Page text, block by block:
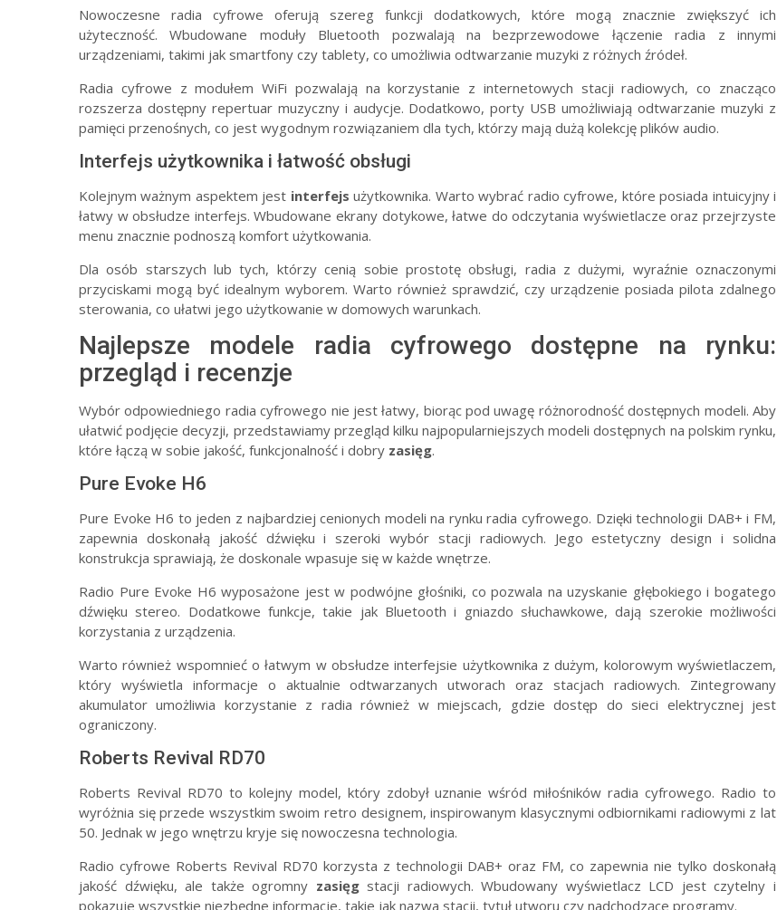
Nowoczesne radia cyfrowe oferują szereg funkcji dodatkowych, które mogą znacznie zwiększyć ich
użyteczność. Wbudowane moduły Bluetooth pozwalają na bezprzewodowe łączenie radia z innymi
urządzeniami, takimi jak smartfony czy tablety, co umożliwia odtwarzanie muzyki z różnych źródeł.
Radia cyfrowe z modułem WiFi pozwalają na korzystanie z internetowych stacji radiowych, co znacząco
rozszerza dostępny repertuar muzyczny i audycje. Dodatkowo, porty USB umożliwiają odtwarzanie muzyki z
pamięci przenośnych, co jest wygodnym rozwiązaniem dla tych, którzy mają dużą kolekcję plików audio.
Interfejs użytkownika i łatwość obsługi
Kolejnym ważnym aspektem jest interfejs użytkownika. Warto wybrać radio cyfrowe, które posiada intuicyjny i
łatwy w obsłudze interfejs. Wbudowane ekrany dotykowe, łatwe do odczytania wyświetlacze oraz przejrzyste
menu znacznie podnoszą komfort użytkowania.
Dla osób starszych lub tych, którzy cenią sobie prostotę obsługi, radia z dużymi, wyraźnie oznaczonymi
przyciskami mogą być idealnym wyborem. Warto również sprawdzić, czy urządzenie posiada pilota zdalnego
sterowania, co ułatwi jego użytkowanie w domowych warunkach.
Najlepsze modele radia cyfrowego dostępne na rynku:
przegląd i recenzje
Wybór odpowiedniego radia cyfrowego nie jest łatwy, biorąc pod uwagę różnorodność dostępnych modeli. Aby
ułatwić podjęcie decyzji, przedstawiamy przegląd kilku najpopularniejszych modeli dostępnych na polskim rynku,
które łączą w sobie jakość, funkcjonalność i dobry zasięg.
Pure Evoke H6
Pure Evoke H6 to jeden z najbardziej cenionych modeli na rynku radia cyfrowego. Dzięki technologii DAB+ i FM,
zapewnia doskonałą jakość dźwięku i szeroki wybór stacji radiowych. Jego estetyczny design i solidna
konstrukcja sprawiają, że doskonale wpasuje się w każde wnętrze.
Radio Pure Evoke H6 wyposażone jest w podwójne głośniki, co pozwala na uzyskanie głębokiego i bogatego
dźwięku stereo. Dodatkowe funkcje, takie jak Bluetooth i gniazdo słuchawkowe, dają szerokie możliwości
korzystania z urządzenia.
Warto również wspomnieć o łatwym w obsłudze interfejsie użytkownika z dużym, kolorowym wyświetlaczem,
który wyświetla informacje o aktualnie odtwarzanych utworach oraz stacjach radiowych. Zintegrowany
akumulator umożliwia korzystanie z radia również w miejscach, gdzie dostęp do sieci elektrycznej jest
ograniczony.
Roberts Revival RD70
Roberts Revival RD70 to kolejny model, który zdobył uznanie wśród miłośników radia cyfrowego. Radio to
wyróżnia się przede wszystkim swoim retro designem, inspirowanym klasycznymi odbiornikami radiowymi z lat
50. Jednak w jego wnętrzu kryje się nowoczesna technologia.
Radio cyfrowe Roberts Revival RD70 korzysta z technologii DAB+ oraz FM, co zapewnia nie tylko doskonałą
jakość dźwięku, ale także ogromny zasięgstacji radiowych. Wbudowany wyświetlacz LCD jest czytelny i
pokazuje wszystkie niezbędne informacje, takie jak nazwa stacji, tytuł utworu czy nadchodzące programy.